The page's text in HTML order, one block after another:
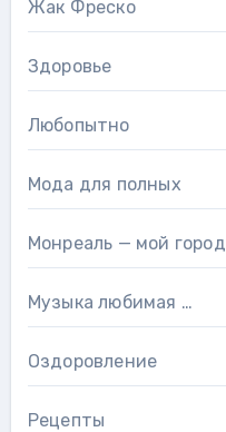
Жак Фреско
Здоровье
Любопытно
Мода для полных
Монреаль — мой город
Музыка любимая …
Оздоровление
Рецепты